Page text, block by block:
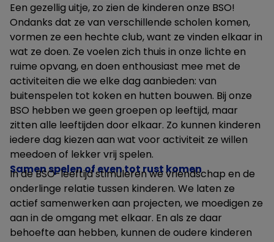
Een gezellig uitje, zo zien de kinderen onze BSO!
Ondanks dat ze van verschillende scholen komen,
vormen ze een hechte club, want ze vinden elkaar in
wat ze doen. Ze voelen zich thuis in onze lichte en
ruime opvang, en doen enthousiast mee met de
activiteiten die we elke dag aanbieden: van
buitenspelen tot koken en hutten bouwen. Bij onze
BSO hebben we geen groepen op leeftijd, maar
zitten alle leeftijden door elkaar. Zo kunnen kinderen
iedere dag kiezen aan wat voor activiteit ze willen
meedoen of lekker vrij spelen.
Samen spelen of even tot rust komen
In de BSO-leeftijd stimuleren we vriendschap en de
onderlinge relatie tussen kinderen. We laten ze
actief samenwerken aan projecten, we moedigen ze
aan in de omgang met elkaar. En als ze daar
behoefte aan hebben, kunnen de oudere kinderen